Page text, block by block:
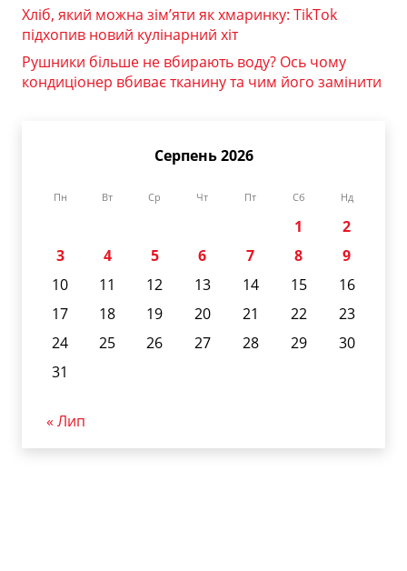
Хліб, який можна зім’яти як хмаринку: TikTok
підхопив новий кулінарний хіт
Рушники більше не вбирають воду? Ось чому
кондиціонер вбиває тканину та чим його замінити
Серпень 2026
Пн Вт Ср Чт Пт Сб Нд
1
2
3
4 5 6 7 8
9
10
11 12 13 14 15
16
17
18 19 20 21 22
23
24
25 26 27 28 29
30
31
« Лип